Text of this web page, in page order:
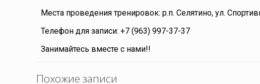
Места проведения тренировок: р.п. Селятино, ул.
Телефон для записи: +7 (963) 997-37-37
Занимайтесь вместе с нами!!
Похожие записи